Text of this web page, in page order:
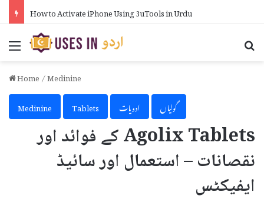
How to Activate iPhone Using 3uTools in Urdu
Menu
Home/Medinine
Medinine
Tablets ادویات گولیاں
Agolix Tablets کے فوائد اور
نقصانات – استعمال اور سائیڈ
ایفیکٹس